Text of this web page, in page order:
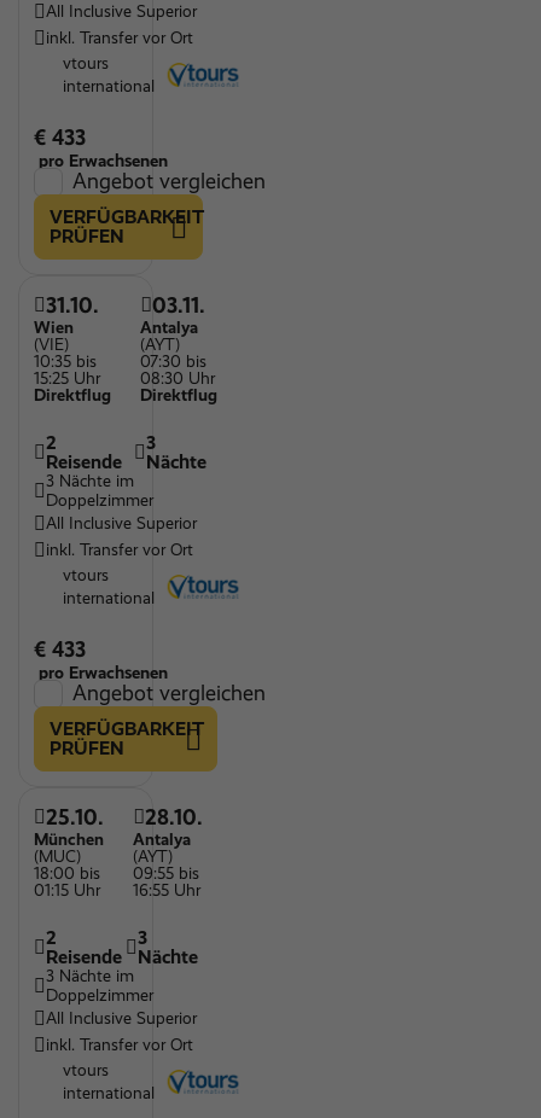
Spielzimmer für Kinder
Kinderpool
Restaurant
Sandstrand
WLAN
All Inclusive Superior
inkl. Transfer vor Ort
vtours
international
€ 433
pro Erwachsenen
Angebot vergleichen
VERFÜGBARKEIT
PRÜFEN
31.10.
Wien
(VIE)
10:35 bis
15:25 Uhr
Direktflug
03.11.
Antalya
(AYT)
07:30 bis
08:30 Uhr
Direktflug
2
Reisende
3
Nächte
3 Nächte im
Doppelzimmer
All Inclusive Superior
inkl. Transfer vor Ort
vtours
international
€ 433
pro Erwachsenen
Angebot vergleichen
VERFÜGBARKEIT
PRÜFEN
25.10.
München
(MUC)
18:00 bis
01:15 Uhr
28.10.
Antalya
(AYT)
09:55 bis
16:55 Uhr
2
Reisende
3
Nächte
3 Nächte im
Doppelzimmer
All Inclusive Superior
inkl. Transfer vor Ort
vtours
international